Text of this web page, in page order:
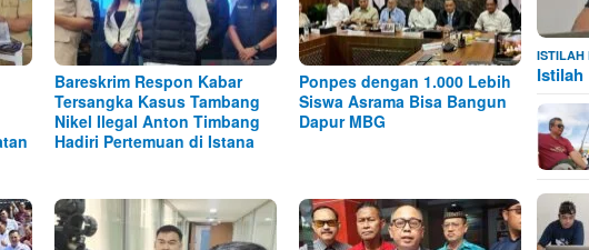
Bareskrim Respon Kabar
Tersangka Kasus Tambang
Nikel Ilegal Anton Timbang
Hadiri Pertemuan di Istana
Ponpes dengan 1.000 Lebih
Siswa Asrama Bisa Bangun
Dapur MBG
ISTILAH
Istilah